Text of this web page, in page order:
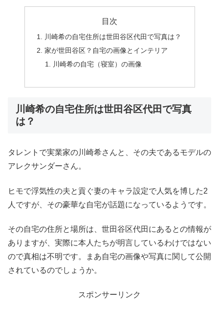
目次
川崎希の自宅住所は世田谷区代田で写真は？
家が世田谷区？自宅の画像とインテリア
川崎希の自宅（寝室）の画像
川崎希の自宅住所は世田谷区代田で写真
は？
タレントで実業家の川崎希さんと、その夫であるモデルの
アレクサンダーさん。
ヒモで浮気性の夫と貢ぐ妻のキャラ設定で人気を博した2
人ですが、その豪華な自宅が話題になっているようです。
その自宅の住所と場所は、世田谷区代田にあるとの情報が
ありますが、実際に本人たちが明言しているわけではない
ので真相は不明です。まあ自宅の画像や写真に関して公開
されているのでしょうか。
スポンサーリンク